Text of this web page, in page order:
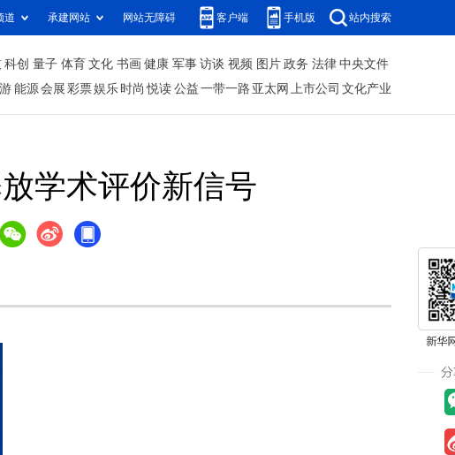
道 承建网站 网站无障碍 客户端 手机版 站内搜索
科创 量子 体育 文化 书画 健康 军事 访谈 视频 图片 政务 法律 中央文件
能源 会展 彩票娱乐 时尚 悦读 公益 一带一路 亚太网 上市公司 文化产业
学术评价新信号